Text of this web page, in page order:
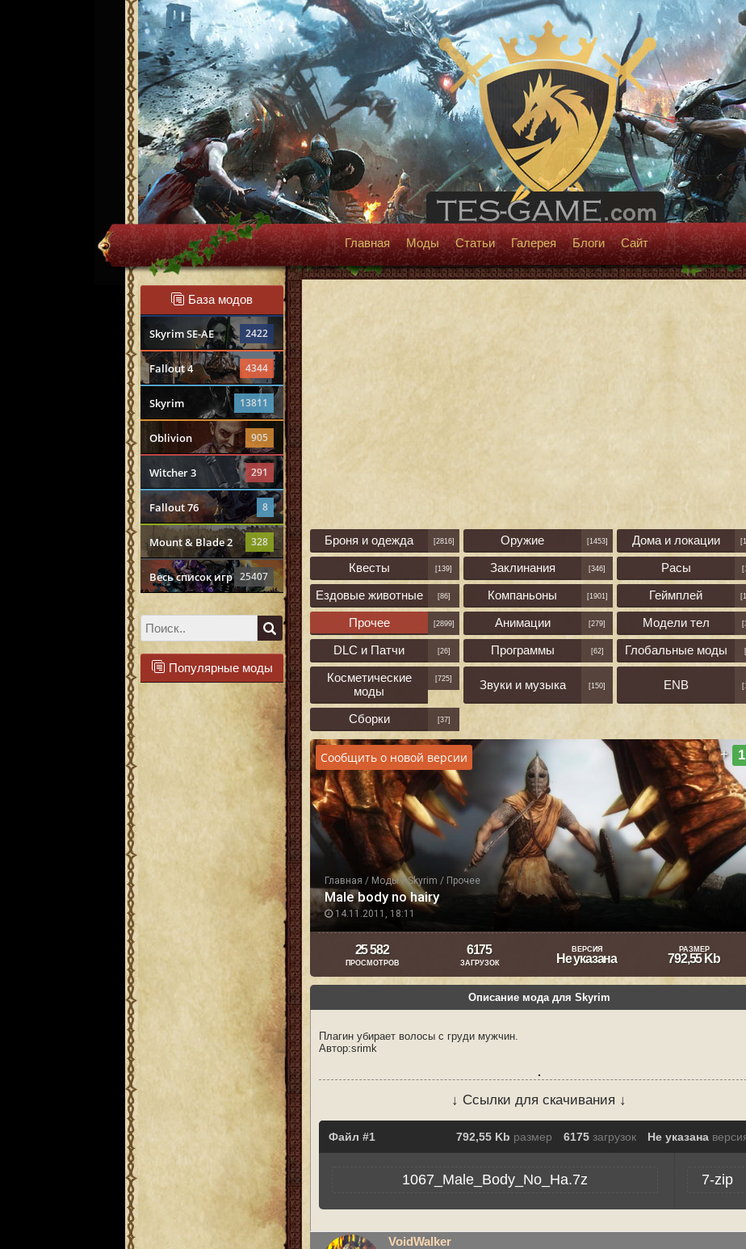
Главная Моды Статьи Галерея Блоги Сайт
База модов
Skyrim SE-AE 2422
Fallout 4 4344
Skyrim 13811
Oblivion 905
Witcher 3 291
Fallout 76 8
Mount & Blade 2 328
Весь список игр 25407
Популярные моды
Броня и одежда [2816] Оружие [1453] Дома и локации
Квесты [139] Заклинания [346] Расы
Ездовые животные [86] Компаньоны [1901] Геймплей
Прочее [2899] Анимации [279] Модели тел
DLC и Патчи [26] Программы [62] Глобальные моды
Косметические
моды
[725] Звуки и музыка [150] ENB
Сборки [37]
Главная / Моды/Skyrim / Прочее
14.11.2011, 18:11
Male body no hairy
Сообщить о новой версии +
25 582
ПРОСМОТРОВ
6175
ЗАГРУЗОК
ВЕРСИЯ
Не указана
РАЗМЕР
792,55 Kb
Описание мода для Skyrim
Плагин убирает волосы с груди мужчин.
Автор:srimk
↓ Ссылки для скачивания ↓
Файл 792,55 Kb размер 6175 загрузок Не указана
1067_Male_Body_No_Ha.7z 7-zip
VoidWalker